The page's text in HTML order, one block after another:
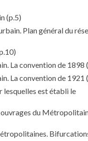
(p.5)
Plan général du
La convention de 1898
La convention de 1921
lesquelles est établi le
du